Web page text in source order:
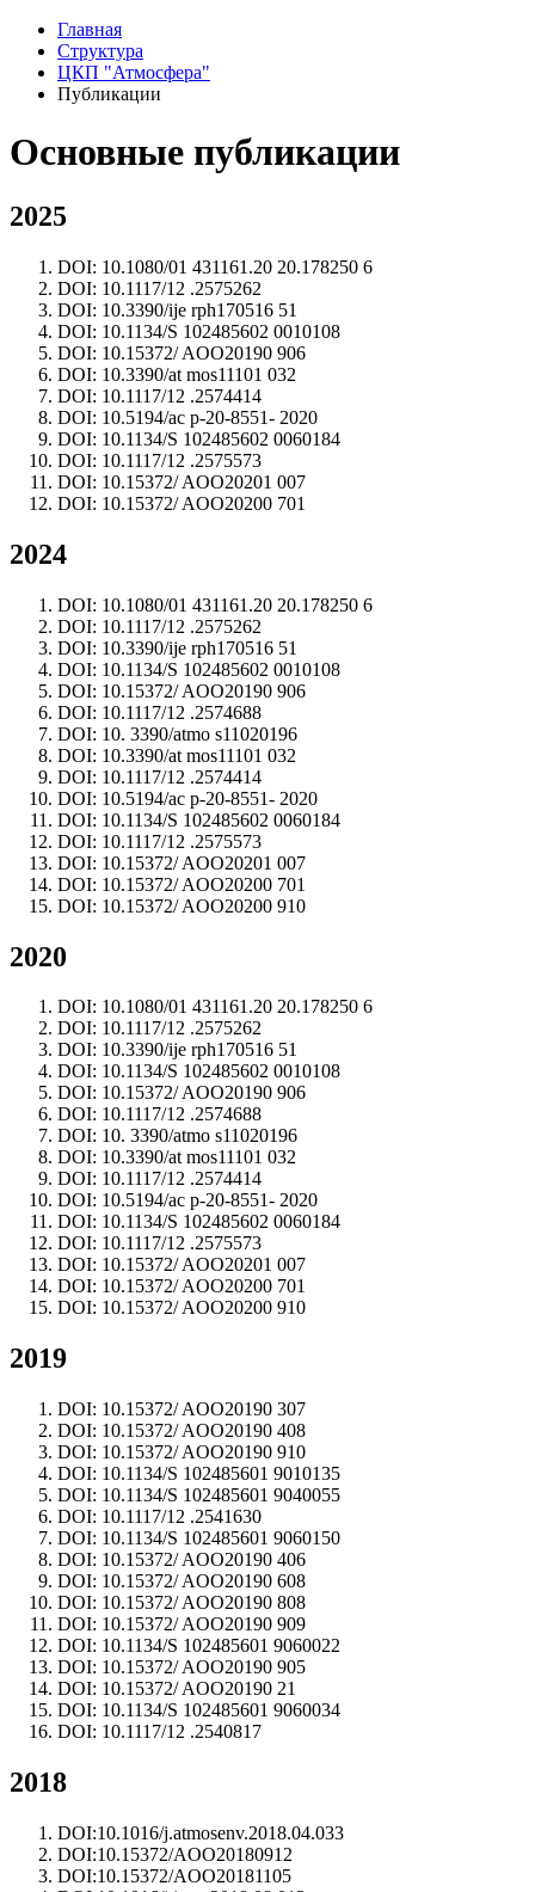
Главная
Структура
ЦКП "Атмосфера"
Публикации
Основные публикации
2025
DOI: 10.1080/01 431161.20 20.178250 6
DOI: 10.1117/12 .2575262
DOI: 10.3390/ije rph170516 51
DOI: 10.1134/S 102485602 0010108
DOI: 10.15372/ AOO20190 906
DOI: 10.3390/at mos11101 032
DOI: 10.1117/12 .2574414
DOI: 10.5194/ac p-20-8551- 2020
DOI: 10.1134/S 102485602 0060184
DOI: 10.1117/12 .2575573
DOI: 10.15372/ AOO20201 007
DOI: 10.15372/ AOO20200 701
2024
DOI: 10.1080/01 431161.20 20.178250 6
DOI: 10.1117/12 .2575262
DOI: 10.3390/ije rph170516 51
DOI: 10.1134/S 102485602 0010108
DOI: 10.15372/ AOO20190 906
DOI: 10.1117/12 .2574688
DOI: 10. 3390/atmo s11020196
DOI: 10.3390/at mos11101 032
DOI: 10.1117/12 .2574414
DOI: 10.5194/ac p-20-8551- 2020
DOI: 10.1134/S 102485602 0060184
DOI: 10.1117/12 .2575573
DOI: 10.15372/ AOO20201 007
DOI: 10.15372/ AOO20200 701
DOI: 10.15372/ AOO20200 910
2020
DOI: 10.1080/01 431161.20 20.178250 6
DOI: 10.1117/12 .2575262
DOI: 10.3390/ije rph170516 51
DOI: 10.1134/S 102485602 0010108
DOI: 10.15372/ AOO20190 906
DOI: 10.1117/12 .2574688
DOI: 10. 3390/atmo s11020196
DOI: 10.3390/at mos11101 032
DOI: 10.1117/12 .2574414
DOI: 10.5194/ac p-20-8551- 2020
DOI: 10.1134/S 102485602 0060184
DOI: 10.1117/12 .2575573
DOI: 10.15372/ AOO20201 007
DOI: 10.15372/ AOO20200 701
DOI: 10.15372/ AOO20200 910
2019
DOI: 10.15372/ AOO20190 307
DOI: 10.15372/ AOO20190 408
DOI: 10.15372/ AOO20190 910
DOI: 10.1134/S 102485601 9010135
DOI: 10.1134/S 102485601 9040055
DOI: 10.1117/12 .2541630
DOI: 10.1134/S 102485601 9060150
DOI: 10.15372/ AOO20190 406
DOI: 10.15372/ AOO20190 608
DOI: 10.15372/ AOO20190 808
DOI: 10.15372/ AOO20190 909
DOI: 10.1134/S 102485601 9060022
DOI: 10.15372/ AOO20190 905
DOI: 10.15372/ AOO20190 21
DOI: 10.1134/S 102485601 9060034
DOI: 10.1117/12 .2540817
2018
DOI:10.1016/j.atmosenv.2018.04.033
DOI:10.15372/AOO20180912
DOI:10.15372/AOO20181105